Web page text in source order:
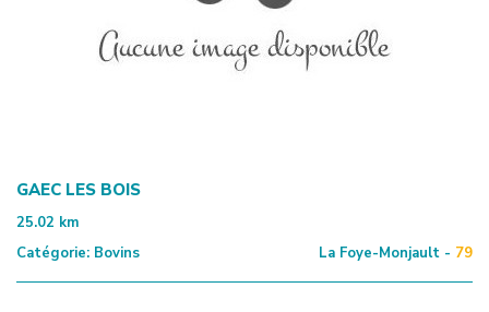
GAEC LES BOIS
25.02 km
Catégorie: Bovins La Foye-Monjault - 79